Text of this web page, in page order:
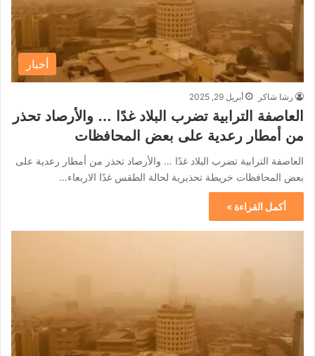
أخبار
رشا شاكر أبريل 29, 2025
العاصفة الترابية تضرب البلاد غدًا … والأرصاد تحذر
من أمطار رعدية على بعض المحافظات
العاصفة الترابية تضرب البلاد غدًا … والأرصاد تحذر من أمطار رعدية على
بعض المحافظات خريطة تحذيرية لحالة الطقس غدًا الاربعاء…
أكمل القراءة »